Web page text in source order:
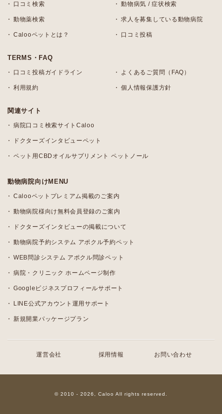
口コミ検索 動物病気 / 症状検索
動物薬検索 求人を募集している動物病院
Calooペットとは？ 口コミ投稿
TERMS・FAQ
口コミ投稿ガイドライン よくあるご質問（FAQ）
利用規約 個人情報保護方針
関連サイト
病院口コミ検索サイトCaloo
ドクターズインタビューペット
ペット用CBDオイルサプリメント ペットノール
動物病院向けMENU
Calooペットプレミアム掲載のご案内
動物病院様向け無料会員登録のご案内
ドクターズインタビューの掲載について
動物病院予約システム アポクル予約ペット
WEB問診システム アポクル問診ペット
病院・クリニック ホームページ制作
Googleビジネスプロフィールサポート
LINE公式アカウント運用サポート
新規開業パッケージプラン
運営会社 採用情報 お問い合わせ
© 2010 - 2026, Caloo All rights reserved.